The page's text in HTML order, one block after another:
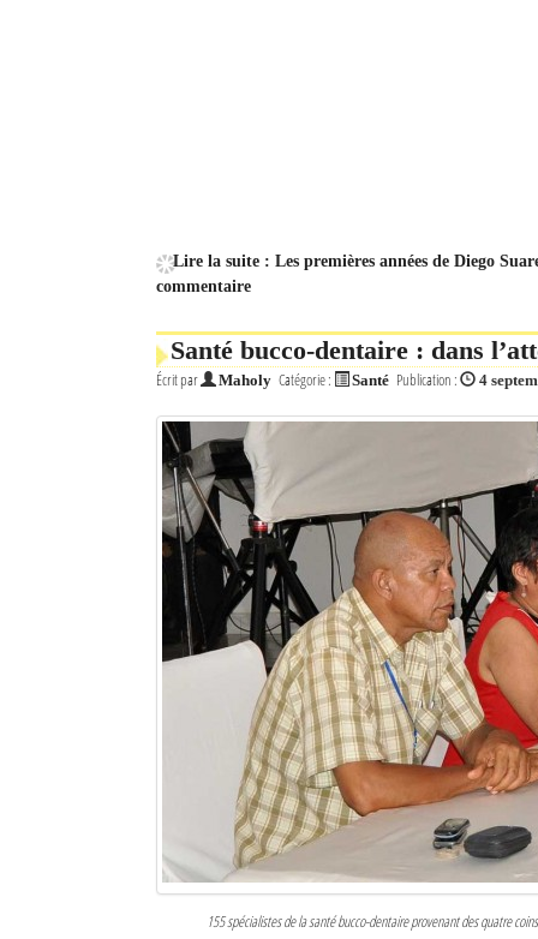
Lire la suite : Les premières années de Diego
commentaire
Santé bucco-dentaire : dans
Écrit par Maholy Catégorie : Santé Publication : 4
155 spécialistes de la santé bucco-dentaire provenant des quatre